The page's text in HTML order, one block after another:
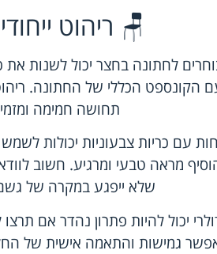
🪑 ריהוט
לחתונה בחצר יכול לשנות את
הקונספט הכללי של החתונה. ריהוט
תחושה חמימה
עם כריות צבעוניות יכולות
מראה טבעי ומרגיע. חשוב
שלא ייפגע במקרה של
יכול להיות פתרון נהדר אם
גמישות והתאמה אישית של